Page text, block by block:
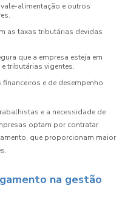
alimentação e outros
as taxas tributárias devidas
que a empresa esteja em
tributárias vigentes.
financeiros e de desempenho
e a necessidade de
optam por contratar
que proporcionam maior
na gestão